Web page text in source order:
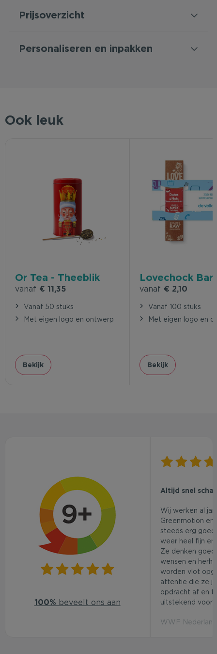
Prijsoverzicht
Personaliseren en inpakken
Ook leuk
Or Tea - Theeblik
vanaf € 11,35
Vanaf 50 stuks
Met eigen logo en ontwerp
Bekijk
Lovechock Bar
vanaf € 2,10
Vanaf 100 stuks
Met eigen logo en
Bekijk
100% beveelt ons aan
Altijd snel
Wij werken al
Greenmotion en
steeds erg
weer heel fijn en
Ze denken
wensen en
worden vlot
attentie die ze
opdracht af en
uitstekend voor
WWF